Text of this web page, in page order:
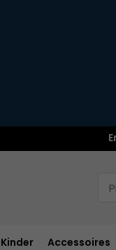
Kinder Accessoires